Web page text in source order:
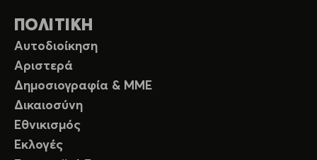
ΠΟΛΙΤΙΚΗ
Αυτοδιοίκηση
Αριστερά
Δημοσιογραφία & ΜΜΕ
Δικαιοσύνη
Εθνικισμός
Εκλογές